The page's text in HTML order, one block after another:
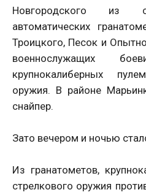
Новгородского из
автоматических
Троицкого, Песок и
военнослужащих
крупнокалиберных
оружия. В районе
снайпер.
Зато вечером и ночью
Из гранатометов,
стрелкового оружия